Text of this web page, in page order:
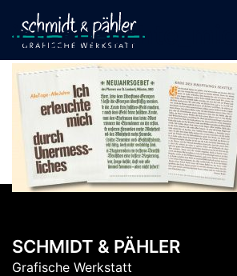
Inhalt
springen
ich_erleuchte_mich
SCHMIDT & PÄHLER
Grafische Werkstatt